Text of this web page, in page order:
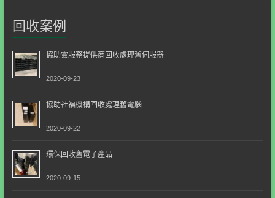
回收案例
協助雲服務提供商回收處理舊伺服器
2020-09-23
協助社福機構回收處理舊電腦
2020-09-22
環保回收舊電子產品
2020-09-15